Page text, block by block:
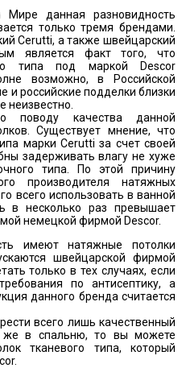
данная разновидность
только тремя брендами.
Cerutti, а также швейцарский
является факт того, что
типа под маркой Descor
возможно, в Российской
и российские подделки близки
неизвестно.
поводу качества данной
Существует мнение, что
марки Cerutti за счет своей
задерживать влагу не хуже
типа. По этой причину
производителя натяжных
всего использовать в ванной
в несколько раз превышает
немецкой фирмой Descor.
имеют натяжные потолки
швейцарской фирмой
только в тех случаях, если
по антисептику, а
данного бренда считается
всего лишь качественный
же в спальню, то вы можете
тканевого типа, который